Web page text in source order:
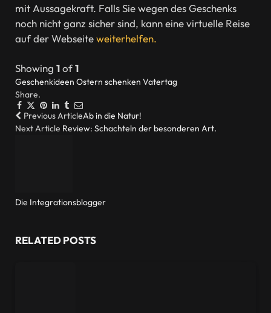
mit Aussagekraft. Falls Sie wegen des Geschenks
noch nicht ganz sicher sind, kann eine virtuelle Reise
auf der Webseiteweiterhelfen.
Showing 1of1
Geschenkideen Ostern schenken Vatertag
Share.
Facebook
TwitterPinterestLinkedIn
Tumblr
Email
Previous ArticleAb in die Natur!
Next Article Review: Schachteln der besonderen Art.
Die Integrationsblogger
RELATEDPOSTS